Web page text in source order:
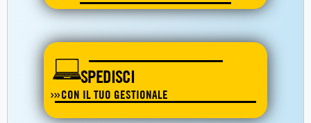
SPEDISCI
CON IL TUO GESTIONALE